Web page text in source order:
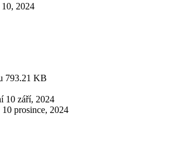
10, 2024
793.21 KB
10 září, 2024
10 prosince, 2024